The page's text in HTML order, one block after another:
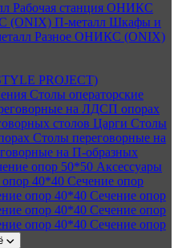
Рабочая станция ОНИКС
(ONIX) П-металл Шкафы и
Разное ОНИКС (ONIX)
PROJECT)
Столы операторские
на ЛДСП опорах
столов Царги Столы
Столы переговорные на
на П-образных
опор 50*50 Аксессуары
40*40 Сечение опор
опор 40*40 Сечение опор
опор 40*40 Сечение опор
опор 40*40 Сечение опор